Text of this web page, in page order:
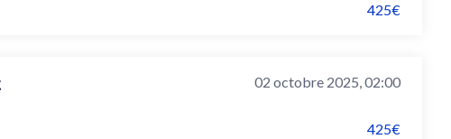
425€
02 octobre 2025, 02:00
425€